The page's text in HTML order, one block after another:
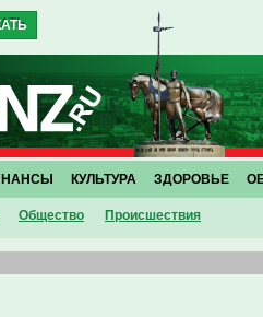
Общество Проиcшествия
КУЛЬТУРА ЗДОРОВЬЕ